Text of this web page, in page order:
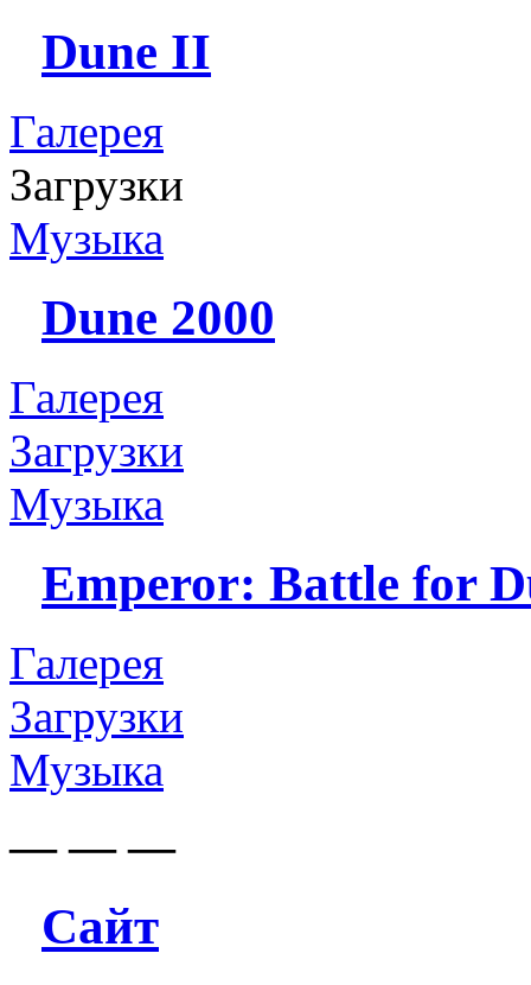
Dune II
Галерея
Загрузки
Музыка
Dune 2000
Галерея
Загрузки
Музыка
Emperor: Battle for
Галерея
Загрузки
Музыка
— — —
Сайт